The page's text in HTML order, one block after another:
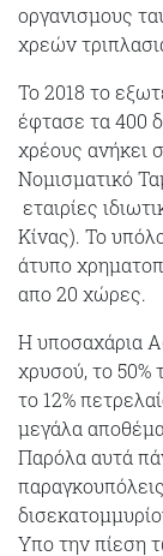
οργανισμους
χρεών
To 2018 το
έφτασε τα 400
χρέους ανήκει
Νομισματικό
εταιρίες
Κίνας). Το
άτυπο
απο 20 χώρες.
Η υποσαχάρια
χρυσού, το 50%
το 12%
μεγάλα
Παρόλα αυτά
Υπο την πίεση